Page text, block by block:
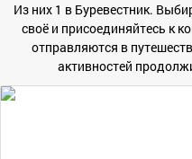
Из них 1 в Буревестник.
своё и присоединяйтесь к
отправляются в
активностей